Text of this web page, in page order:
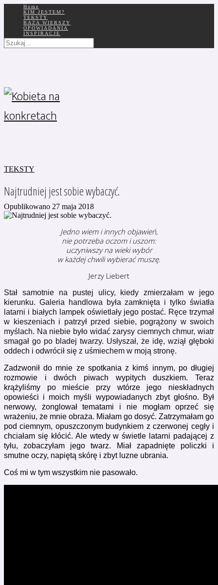
Home
KIM JESTEM?
TEKSTY
BAZA WIERSZY
OPOWIADANIA
INSPIRACJE
TEKSTY
Najtrudniej jest sobie wybaczyć.
Opublikowano 27 maja 2018
Jedno wiem i innych objawień,
nie potrzeba oczom i uszom:
uczyniwszy na wieki wybór
w każdej chwili wybierać muszę.
Jerzy Liebert
Stał samotnie na pustej ulicy, kiedy zmierzałam w jego
kierunku. Galeria handlowa była zamknięta i tylko światła
latarni i białych lampek oświetlały jego postać. Ręce trzymał
w kieszeniach i patrzył przed siebie, pogrążony w swoich
myślach. Na niebie było widać zarysy ciemnych chmur, wiatr
smagał go po bladej twarzy. Usłyszał, że idę, wziął głęboki
oddech i odwrócił się z uśmiechem w moją stronę.
Zadzwonił do mnie ze spotkania z kimś innym, po długiej
rozmowie i dwóch piwach wypitych duszkiem. Teraz
krążyliśmy po mieście przy wtórze jego nieskładnych
opowieści i moich myśli wypowiadanych zbyt głośno. Był
nerwowy, żonglował tematami i nie mogłam oprzeć się
wrażeniu, że mnie obraża. Miałam go dosyć. Zatrzymałam go
pod ciemnym, opuszczonym budynkiem z czerwonej cegły i
chciałam się kłócić. Ale wtedy w świetle latarni padającej z
tyłu, zobaczyłam jego twarz. Miał zapadnięte policzki i
smutne oczy, napiętą skórę i zbyt luzne ubrania.
Coś mi w tym wszystkim nie pasowało.